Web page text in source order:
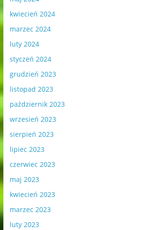
kwiecień 2024
marzec 2024
luty 2024
styczeń 2024
grudzień 2023
listopad 2023
październik 2023
wrzesień 2023
sierpień 2023
lipiec 2023
czerwiec 2023
maj 2023
kwiecień 2023
marzec 2023
luty 2023